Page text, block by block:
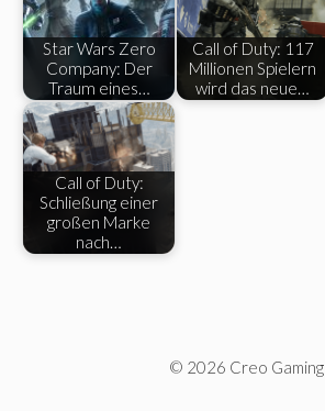
Star Wars Zero
Company: Der
Traum eines…
Call of Duty: 117
Millionen Spielern
wird das neue…
Call of Duty:
Schließung einer
großen Marke
nach…
© 2026 Creo Gaming